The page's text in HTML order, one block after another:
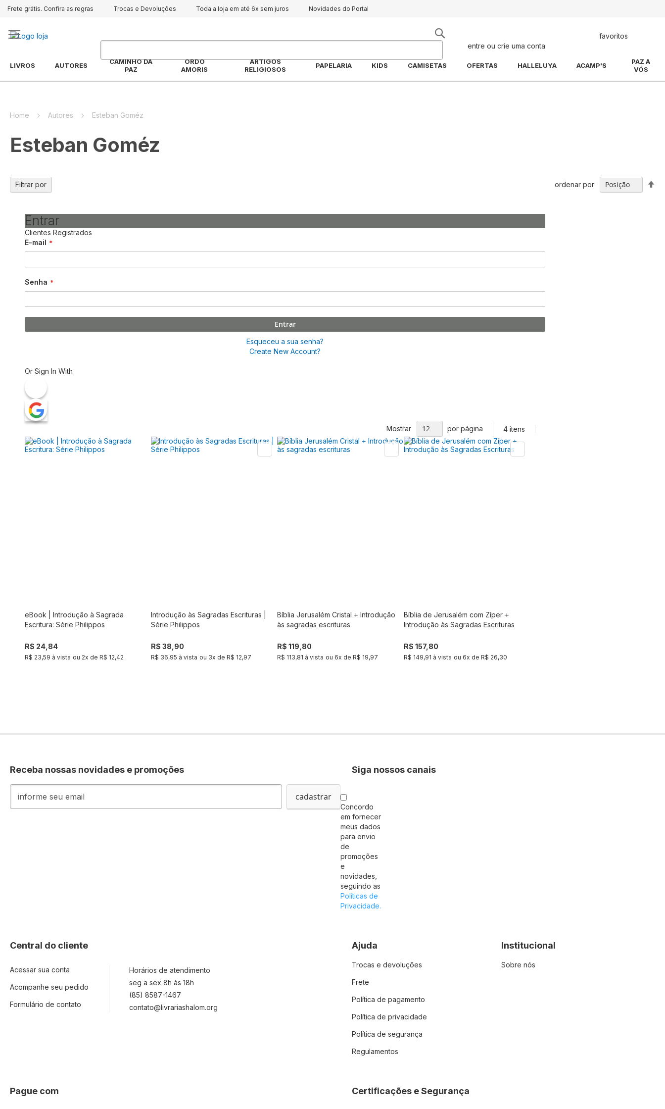
Frete grátis. Confira as regras Trocas e Devoluções Toda a loja em até 6x sem juros Novidades do Portal
entre ou crie uma conta
favoritos
LIVROS AUTORES
CAMINHO DA
PAZ
ORDO
AMORIS
ARTIGOS
RELIGIOSOS
PAPELARIA KIDS CAMISETAS OFERTAS HALLELUYA ACAMP'S
PAZ A
VÓS
Home Autores Esteban Goméz
Esteban Goméz
Entrar
Clientes Registrados
E-mail
Senha
Entrar
Esqueceu a sua senha?
Create New Account?
Or Sign In With
Mostrar por página 4 itens
ordenar por
Comprar
eBook | Introdução à Sagrada
Escritura: Série Philippos
R$ 24,84
R$ 23,59 à vista ou 2x de R$ 12,42
Introdução às Sagradas Escrituras |
Série Philippos
R$ 38,90
R$ 36,95 à vista ou 3x deR$ 12,97
Comprar
Bíblia Jerusalém Cristal + Introdução
às sagradas escrituras
R$ 119,80
R$ 113,81 à vista ou 6x deR$ 19,97
Comprar
Bíblia de Jerusalém com Zíper +
Introdução às Sagradas Escrituras
R$ 157,80
R$ 149,91 à vista ou 6x de R$ 26,30
Filtrar por
Receba nossas novidades e promoções
Inscreva-
na
cadastrar
Concordo
em fornecer
meus dados
para envio
de
promoções
e
novidades,
seguindo as
Políticas de
Privacidade.
Siga nossos canais
Central do cliente
Acessar sua conta
Acompanhe seu pedido
Formulário de contato
Horários de atendimento
seg a sex 8h às 18h
(85) 8587-1467
contato@livrariashalom.org
Ajuda
Trocas e devoluções
Frete
Política de pagamento
Política de privacidade
Política de segurança
Regulamentos
Institucional
Sobre nós
Pague com Certificações e Segurança